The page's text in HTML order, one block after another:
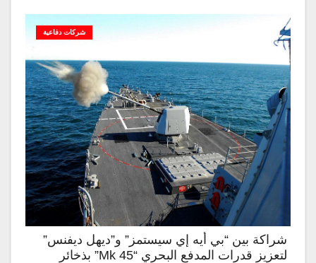
شركات دفاعية
شراكة بين “بي أيه إي سيستمز” و”ديهل ديفنس”
لتعزيز قدرات المدفع البحري “Mk 45” بذخائر